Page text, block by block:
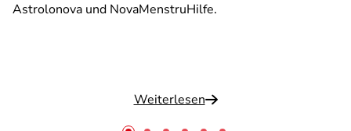
Astrolonova und NovaMenstruHilfe.
Weiterlesen